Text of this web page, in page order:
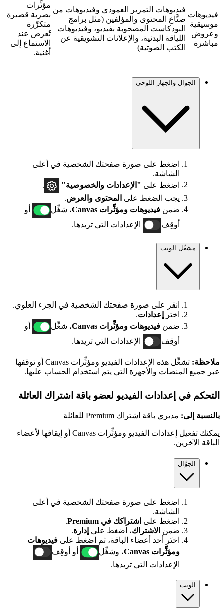
فيديوهات
موسيقية
وعروض
مباشرة
فيديوهات التمرير العمودي وفيديوهات من
صنَّاع المحتوى والمؤلفين (مثل برامج
البودكاست المصحوبة بفيديو، وفيديوهات
اللياقة البدنية، والإعلانات التشويقية عن
الكتب الصوتية)
مؤثِّرات
بصرية قصيرة
متكرِّرة
تُعرض عند
الاستماع إلى
أغنية.
الجوال والجهاز اللوحي
اضغط على صورة صفحتك الشخصية في أعلى
الشاشة.
اضغط على "الإعدادات والخصوصية"
يجب الضغط على المحتوى والعرض.
ضمن فيديوهات ومؤثِّرات Canvas ، شغِّل
أو
أوقِف
الإعدادات التي تريدها.
مشغّل الويب
انقر على صورة صفحتك الشخصية في الجزء العلوي.
اختر
إعدادات.
ضمن فيديوهات ومؤثِّرات Canvas ، شغِّل
أو
أوقِف
الإعدادات التي تريدها.
ملاحظة:
تشغِّل هذه الإعدادات الفيديو ومؤثِّرات Canvas أو توقفها
عبر جميع المنصات والأجهزة التي يتم استخدام الحساب عليها.
التحكم في إعدادات الفيديو لعضو باقة اشتراك العائلة
بالنسبة إلى: مديري باقة اشتراك Premium للعائلة
يمكنك تفعيل إعدادات الفيديو ومؤثِّرات Canvas أو إيقافها لأعضاء
الباقة الآخرين.
الجوَّال
اضغط على صورة صفحتك الشخصية في أعلى
الشاشة.
اضغط على اشتراكك في Premium
.
ضمن الاشتراك، اضغط على إدارة.
اختَر أحد أعضاء الباقة، ثم اضغط على فيديوهات
ومؤثِّرات Canvas
، وشغِّل
أو أوقِف
الإعدادات التي تريدها.
الويب